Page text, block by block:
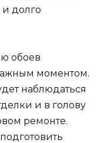
долго
обоев
моментом.
наблюдаться
и в голову
ремонте.